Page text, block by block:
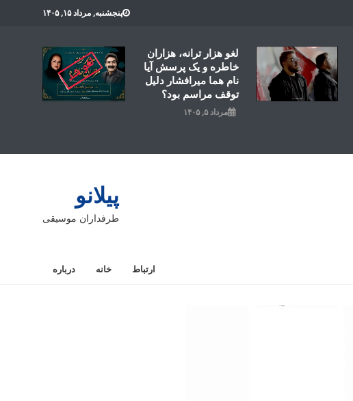
پنجشنبه, مرداد ۱۵, ۱۴۰۵
لغو هزار ترانه، هزاران
خاطره و یک پرسش آیا
نام هما میرافشار دلیل
توقف مراسم بود؟
مرداد ۵, ۱۴۰۵
پیلانو
طرفداران موسیقی
ارتباط خانه درباره